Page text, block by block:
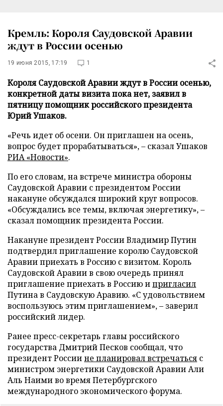
Кремль: Короля Саудовской Аравии
ждут в России осенью
19 июня 2015, 17:19 1
Короля Саудовской Аравии ждут в России осенью,
конкретной даты визита пока нет, заявил в
пятницу помощник российского президента
Юрий Ушаков.
«Речь идет об осени. Он приглашен на осень,
вопрос будет прорабатываться», – сказал Ушаков
РИА «Новости».
По его словам, на встрече министра обороны
Саудовской Аравии с президентом России
накануне обсуждался широкий круг вопросов.
«Обсуждались все темы, включая энергетику», –
сказал помощник президента России.
Накануне президент России Владимир Путин
подтвердил приглашение королю Саудовской
Аравии приехать в Россию с визитом. Король
Саудовской Аравии в свою очередь принял
приглашение приехать в Россию ипригласил
Путина в Саудовскую Аравию. «С удовольствием
воспользуюсь этим приглашением», – заверил
российский лидер.
Ранее пресс-секретарь главы российского
государства Дмитрий Песков сообщал, что
президент Россиине планировал встречаться с
министром энергетики Саудовской Аравии Али
Аль Наими во время Петербургского
международного экономического форума.